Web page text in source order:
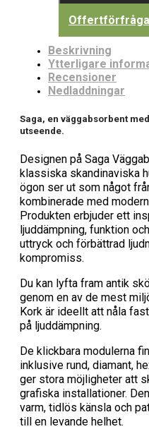
Beskrivning
Ytterligare
Recensioner
Nedladdningar
Saga, en väggabsorbent
utseende.
Designen på Saga
klassiska skandinaviska
ögon ser ut som något
kombinerade med
Produkten erbjuder ett
ljuddämpning, funktion
uttryck och förbättrad
kompromiss.
Du kan lyfta fram antik
genom en av de mest
Kork är ideellt att nåla
på ljuddämpning.
De klickbara modulerna
inklusive rund, diamant,
ger stora möjligheter att
grafiska installationer.
varm, tidlös känsla och
till en levande helhet.